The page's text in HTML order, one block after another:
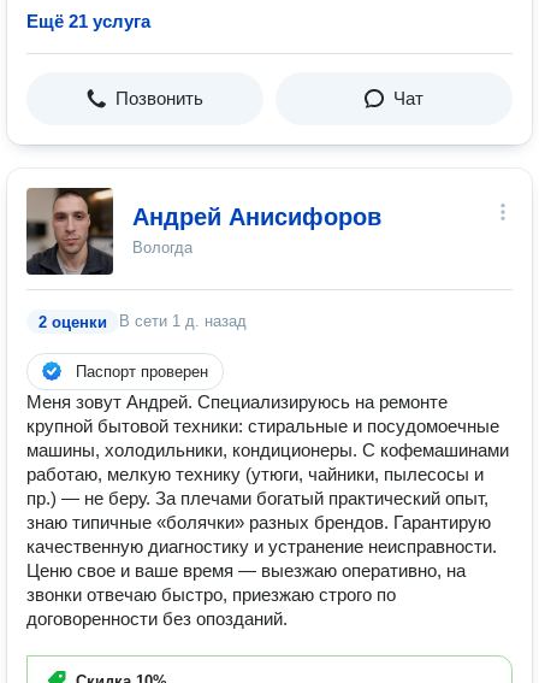
Ещё 21 услуга
Позвонить Чат
Андрей Анисифоров
Вологда
2 оценки В сети 1 д. назад
Паспорт проверен
Меня зовут Андрей. Специализируюсь на ремонте
крупной бытовой техники: стиральные и посудомоечные
машины, холодильники, кондиционеры. С кофемашинами
работаю, мелкую технику (утюги, чайники, пылесосы и
пр.) — не беру. За плечами богатый практический опыт,
знаю типичные «болячки» разных брендов. Гарантирую
качественную диагностику и устранение неисправности.
Ценю свое и ваше время — выезжаю оперативно, на
звонки отвечаю быстро, приезжаю строго по
договоренности без опозданий.